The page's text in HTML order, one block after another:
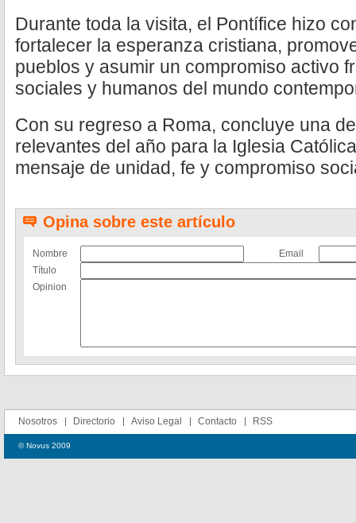
Durante toda la visita, el Pontífice hizo
fortalecer la esperanza cristiana,
pueblos y asumir un compromiso activo
sociales y humanos del mundo
Con su regreso a Roma, concluye una
relevantes del año para la Iglesia
mensaje de unidad, fe y compromiso
Opina sobre este artículo
Nombre
Email
Título
Opinion
Nosotros Directorio Aviso Legal Contacto RSS
© Novus 2009